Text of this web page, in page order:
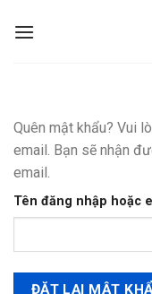
Quên mật khẩu? Vui
email. Bạn sẽ nhận
email.
Tên đăng nhập hoặc
ĐẶT LẠI MẬT